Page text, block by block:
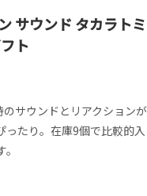
サウンド タカラトミ
ト
サウンドとリアクションが
ったり。在庫9個で比較的入